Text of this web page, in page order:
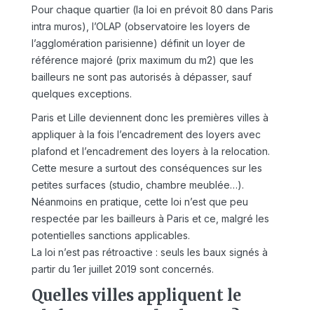
Pour chaque quartier (la loi en prévoit 80 dans Paris
intra muros), l’OLAP (observatoire les loyers de
l’agglomération parisienne) définit un loyer de
référence majoré (prix maximum du m2) que les
bailleurs ne sont pas autorisés à dépasser, sauf
quelques exceptions.
Paris et Lille deviennent donc les premières villes à
appliquer à la fois l’encadrement des loyers avec
plafond et l’encadrement des loyers à la relocation.
Cette mesure a surtout des conséquences sur les
petites surfaces (studio, chambre meublée…).
Néanmoins en pratique, cette loi n’est que peu
respectée par les bailleurs à Paris et ce, malgré les
potentielles sanctions applicables.
La loi n’est pas rétroactive : seuls les baux signés à
partir du 1er juillet 2019 sont concernés.
Quelles villes appliquent le